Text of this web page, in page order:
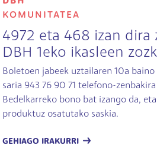
KOMUNITATEA
4972 eta 468 izan dira
DBH 1eko ikasleen
Boletoen jabeek uztailaren 10a
saria 943 76 90 71 telefono-
Bedelkarreko bono bat izango da,
produktuz osatutako saskia.
GEHIAGO IRAKURRI